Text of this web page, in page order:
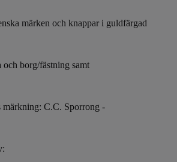
märken och knappar i guldfärgad
borg/fästning samt
märkning: C.C. Sporrong -